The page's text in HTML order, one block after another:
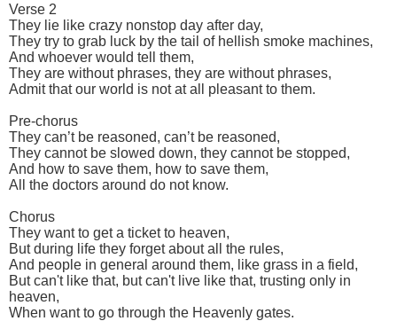
Verse 2
They lie like crazy nonstop day after day,
They try to grab luck by the tail of hellish smoke machines,
And whoever would tell them,
They are without phrases, they are without phrases,
Admit that our world is not at all pleasant to them.
Pre-chorus
They can’t be reasoned, can’t be reasoned,
They cannot be slowed down, they cannot be stopped,
And how to save them, how to save them,
All the doctors around do not know.
Chorus
They want to get a ticket to heaven,
But during life they forget about all the rules,
And people in general around them, like grass in a field,
But can't like that, but can't live like that, trusting only in
heaven,
When want to go through the Heavenly gates.